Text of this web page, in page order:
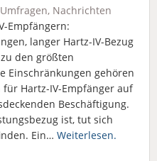
Umfragen, Nachrichten
Empfängern:
langer Hartz-IV-Bezug
den größten
Einschränkungen gehören
Hartz-IV-Empfänger auf
Beschäftigung.
ist, tut sich
Ein… Weiterlesen.